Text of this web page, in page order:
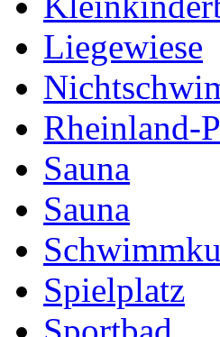
Liegewiese
Rheinland-
Sauna
Sauna
Spielplatz